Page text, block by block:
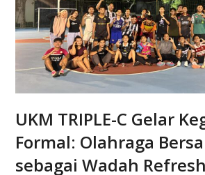
UKM TRIPLE-C Gelar
Formal: Olahraga
sebagai Wadah